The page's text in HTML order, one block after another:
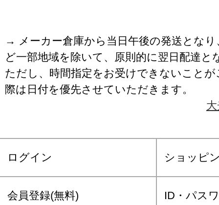
→ メーカー倉庫から当日午後の発送となり
ど一部地域を除いて、原則的に翌日配達と
ただし、時間指定をお受けできないこと
際は日付を優先させていただきます。
ログイン ショッピ
会員登録(無料) ID・パス